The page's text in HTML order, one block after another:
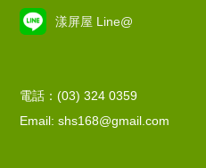
漾屏屋 Line@
電話：(03) 324 0359
Email: shs168@gmail.com